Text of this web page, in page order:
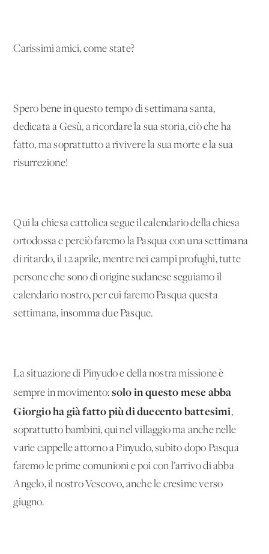
Carissimi amici, come state?
Spero bene in questo tempo di settimana santa,
dedicata a Gesù, a ricordare la sua storia, ciò che ha
fatto, ma soprattutto a rivivere la sua morte e la sua
risurrezione!
Qui la chiesa cattolica segue il calendario della chiesa
ortodossa e perciò faremo la Pasqua con una settimana
di ritardo, il 12 aprile, mentre nei campi profughi, tutte
persone che sono di origine sudanese seguiamo il
calendario nostro, per cui faremo Pasqua questa
settimana, insomma due Pasque.
La situazione di Pinyudo e della nostra missione è
sempre in movimento: solo in questo mese abba
Giorgio ha già fatto più di duecento battesimi,
soprattutto bambini, qui nel villaggio ma anche nelle
varie cappelle attorno a Pinyudo, subito dopo Pasqua
faremo le prime comunioni e poi con l’arrivo di abba
Angelo, il nostro Vescovo, anche le cresime verso
giugno.